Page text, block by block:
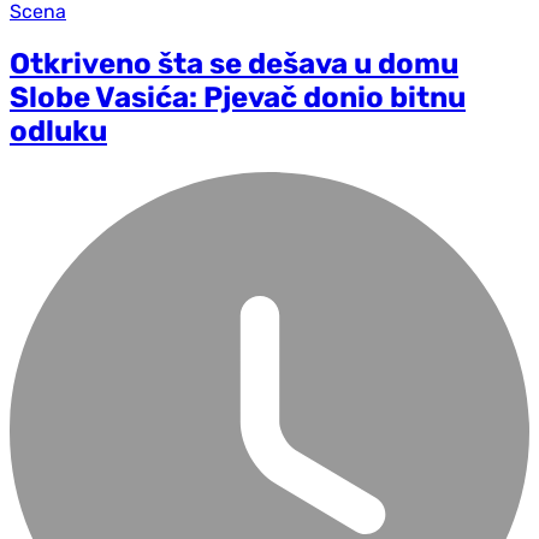
Scena
Otkriveno šta se dešava u domu
Slobe Vasića: Pjevač donio bitnu
odluku